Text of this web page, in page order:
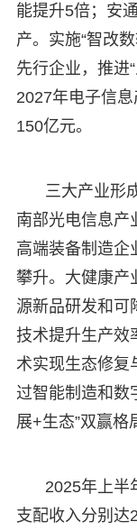
能提升5倍；安
产。实施“智改
先行企业，推进
2027年电子信
150亿元。
三大产业形
南部光电信息产
高端装备制造企
攀升。大健康产
源新品研发和可
技术提升生产效
术实现生态修复
过智能制造和数
展+生态”双赢格
2025年上半
支配收入分别达